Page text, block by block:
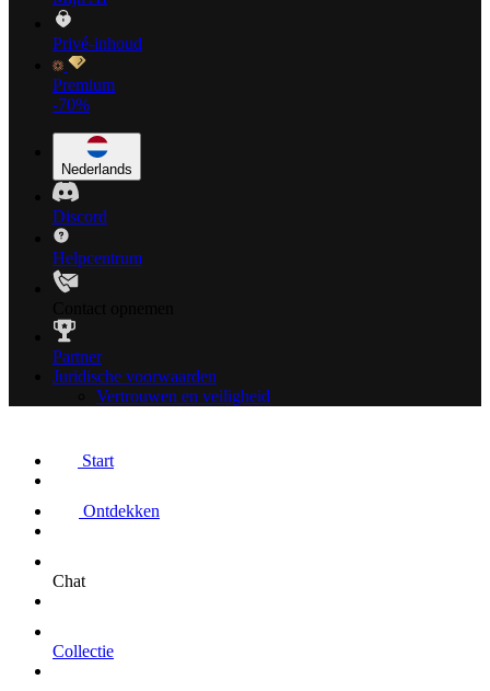
Privé-inhoud
Premium
-70%
Nederlands
Discord
Helpcentrum
Partner
Juridische voorwaarden
Vertrouwen en veiligheid
Start
Ontdekken
Chat
Collectie